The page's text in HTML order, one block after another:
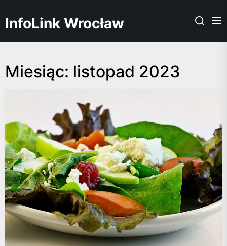
to
the
content
InfoLink Wrocław
Miesiąc: listopad 2023